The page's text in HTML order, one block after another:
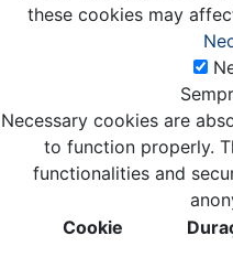
these cookies may
Necessary cookies are
to function properly.
functionalities and
Cookie